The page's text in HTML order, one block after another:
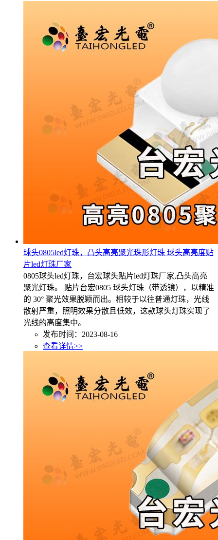
球头0805led灯珠，凸头高亮聚光珠形灯珠 球头高亮度贴
片led灯珠厂家
0805球头led灯珠，台宏球头贴片led灯珠厂家,凸头高亮
聚光灯珠。 贴片台宏0805 球头灯珠（带透镜），以精准
的 30° 聚光效果脱颖而出。相较于以往普通灯珠，光线
散射严重，照明效果分散且低效，这款球头灯珠实现了
光线的高度集中。
发布时间：2023-08-16
查看详情>>